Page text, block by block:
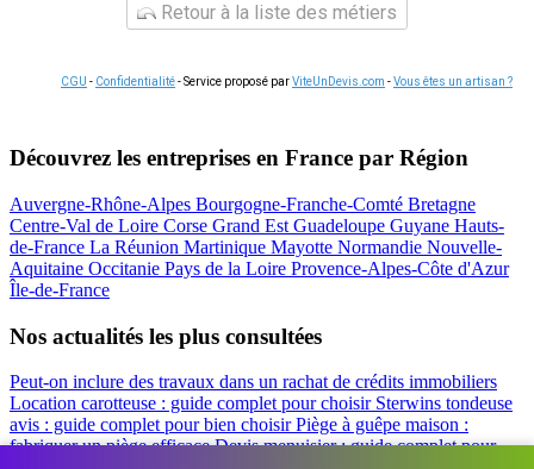
Retour à la liste des métiers
CGU - Confidentialité- Service proposé parViteUnDevis.com -Vous êtes un artisan ?
Découvrez les entreprises en France par Région
Auvergne-Rhône-Alpes Bourgogne-Franche-Comté Bretagne
Centre-Val de Loire Corse Grand Est Guadeloupe Guyane Hauts-
de-France La Réunion Martinique Mayotte Normandie Nouvelle-
Aquitaine Occitanie Pays de la Loire Provence-Alpes-Côte d'Azur
Île-de-France
Nos actualités les plus consultées
Peut-on inclure des travaux dans un rachat de crédits immobiliers
Location carotteuse : guide complet pour choisir Sterwins tondeuse
avis : guide complet pour bien choisirPiège à guêpe maison :
fabriquer un piège efficaceDevis menuisier : guide complet pour